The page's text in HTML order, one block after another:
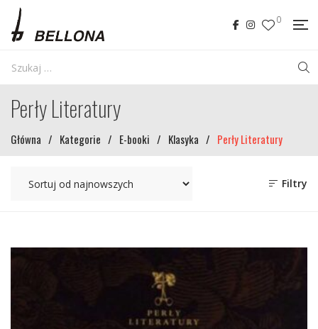
0
Perły Literatury
Główna / Kategorie / E-booki / Klasyka / Perły Literatury
Filtry